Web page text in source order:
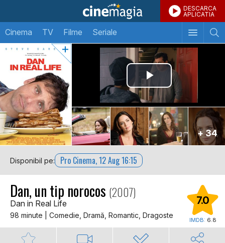
DESCARCA
APLICATIA
Cinema TV Filme Seriale
+ 34
Disponibil pe: Pro Cinema, 12 Aug 16:15
Dan, un tip norocos (2007)
Dan in Real Life
98 minute | Comedie, Dramă, Romantic, Dragoste
7.0
IMDB: 6.8